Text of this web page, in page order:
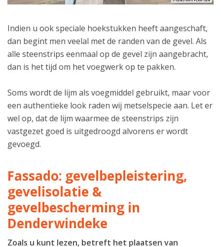
Indien u ook speciale hoekstukken heeft aangeschaft,
dan begint men veelal met de randen van de gevel. Als
alle steenstrips eenmaal op de gevel zijn aangebracht,
dan is het tijd om het voegwerk op te pakken.
Soms wordt de lijm als voegmiddel gebruikt, maar voor
een authentieke look raden wij metselspecie aan. Let er
wel op, dat de lijm waarmee de steenstrips zijn
vastgezet goed is uitgedroogd alvorens er wordt
gevoegd.
Fassado: gevelbepleistering,
gevelisolatie &
gevelbescherming in
Denderwindeke
Zoals u kunt lezen, betreft het plaatsen van